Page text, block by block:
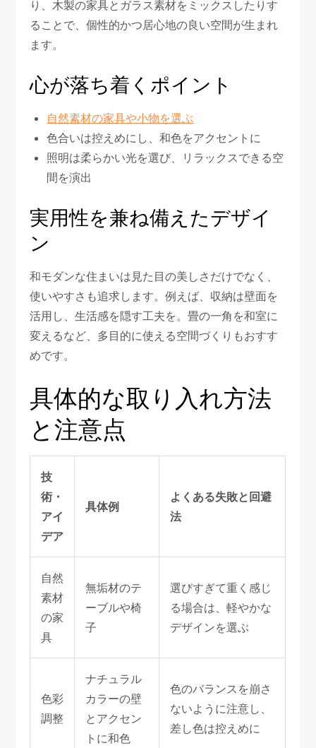
り、木製の家具とガラス素材をミックスしたりす
ることで、個性的かつ居心地の良い空間が生まれ
ます。
心が落ち着くポイント
自然素材の家具や小物を選ぶ
色合いは控えめにし、和色をアクセントに
照明は柔らかい光を選び、リラックスできる空
間を演出
実用性を兼ね備えたデザイ
ン
和モダンな住まいは見た目の美しさだけでなく、
使いやすさも追求します。例えば、収納は壁面を
活用し、生活感を隠す工夫を。畳の一角を和室に
変えるなど、多目的に使える空間づくりもおすす
めです。
具体的な取り入れ方法
と注意点
技
術・
アイ
デア
具体例
よくある失敗と回避
法
自然
素材
の家
具
無垢材のテ
ーブルや椅
子
選びすぎて重く感じ
る場合は、軽やかな
デザインを選ぶ
色彩
調整
ナチュラル
カラーの壁
とアクセン
トに和色
色のバランスを崩さ
ないように注意し、
差し色は控えめに